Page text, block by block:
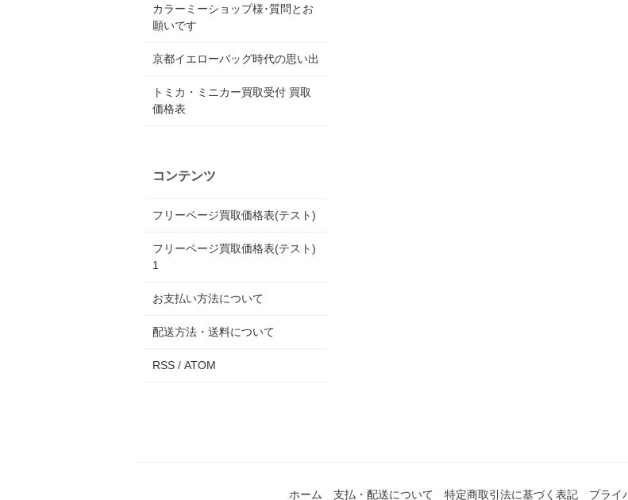
カラーミーショップ様･質問とお
願いです
京都イエローバッグ時代の思い出
トミカ・ミニカー買取受付 買取
価格表
コンテンツ
フリーページ買取価格表(テスト)
フリーページ買取価格表(テスト)
1
お支払い方法について
配送方法・送料について
RSS / ATOM
ホーム 支払・配送について 特定商取引法に基づく表記 プライ